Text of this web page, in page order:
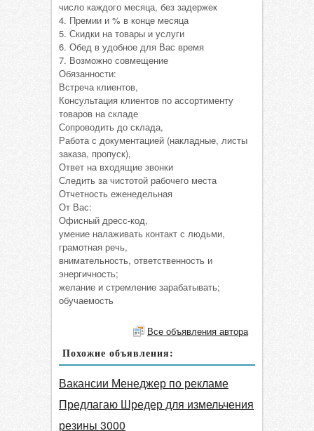
число каждого месяца, без задержек
4. Премии и % в конце месяца
5. Скидки на товары и услуги
6. Обед в удобное для Вас время
7. Возможно совмещение
Обязанности:
Встреча клиентов,
Консультация клиентов по ассортименту
товаров на складе
Сопроводить до склада,
Работа с документацией (накладные, листы
заказа, пропуск),
Ответ на входящие звонки
Следить за чистотой рабочего места
Отчетность еженедельная
От Вас:
Офисный дресс-код,
умение налаживать контакт с людьми,
грамотная речь,
внимательность, ответственность и
энергичность;
желание и стремление зарабатывать;
обучаемость
Все объявления автора
Похожие объявления:
Вакансии Менеджер по рекламе
Предлагаю Шредер для измельчения
резины 3000